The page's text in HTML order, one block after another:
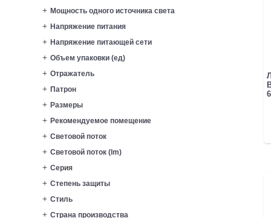
Мощность одного источника света
Напряжение питания
Напряжение питающей сети
Объем упаковки (ед)
Отражатель
Патрон
Размеры
Рекомендуемое помещение
Световой поток
Световой поток (lm)
Серия
Степень защиты
Стиль
Страна производства